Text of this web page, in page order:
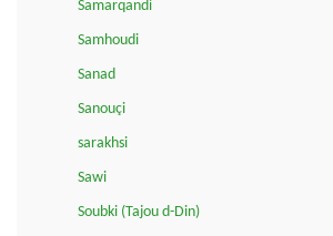
Samarqandi
Samhoudi
Sanad
Sanouçi
sarakhsi
Sawi
Soubki (Tajou d-Din)